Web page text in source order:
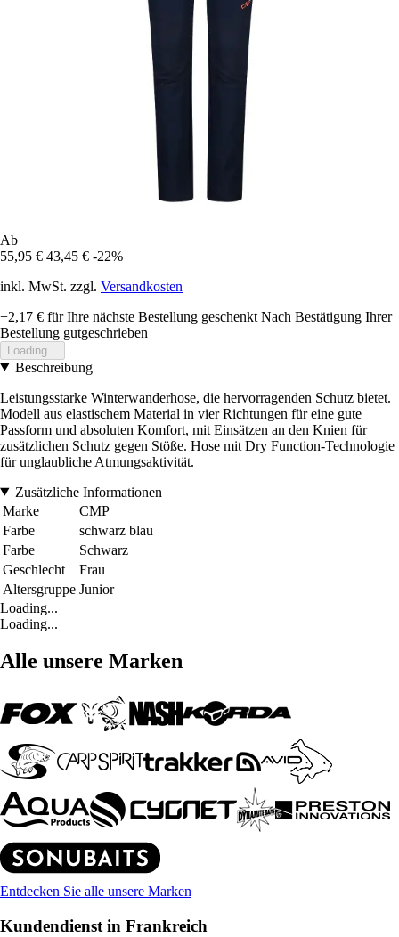
Ab
55,95 € 43,45 € -22%
inkl. MwSt. zzgl. Versandkosten
+2,17 € für Ihre nächste Bestellung geschenkt Nach Bestätigung Ihrer
Bestellung gutgeschrieben
Loading...
Beschreibung
Leistungsstarke Winterwanderhose, die hervorragenden Schutz bietet.
Modell aus elastischem Material in vier Richtungen für eine gute
Passform und absoluten Komfort, mit Einsätzen an den Knien für
zusätzlichen Schutz gegen Stöße. Hose mit Dry Function-Technologie
für unglaubliche Atmungsaktivität.
Zusätzliche Informationen
Marke
CMP
Farbe
schwarz blau
Farbe
Schwarz
Geschlecht
Frau
Altersgruppe Junior
Loading...
Loading...
Alle unsere Marken
Entdecken Sie alle unsere Marken
Kundendienst in Frankreich